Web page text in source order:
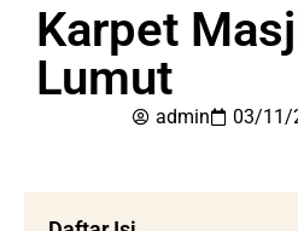
Karpet
Lumut
admin 03/11/